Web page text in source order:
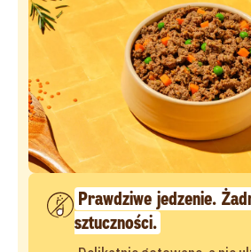
Prawdziwe jedzenie.
sztuczności.